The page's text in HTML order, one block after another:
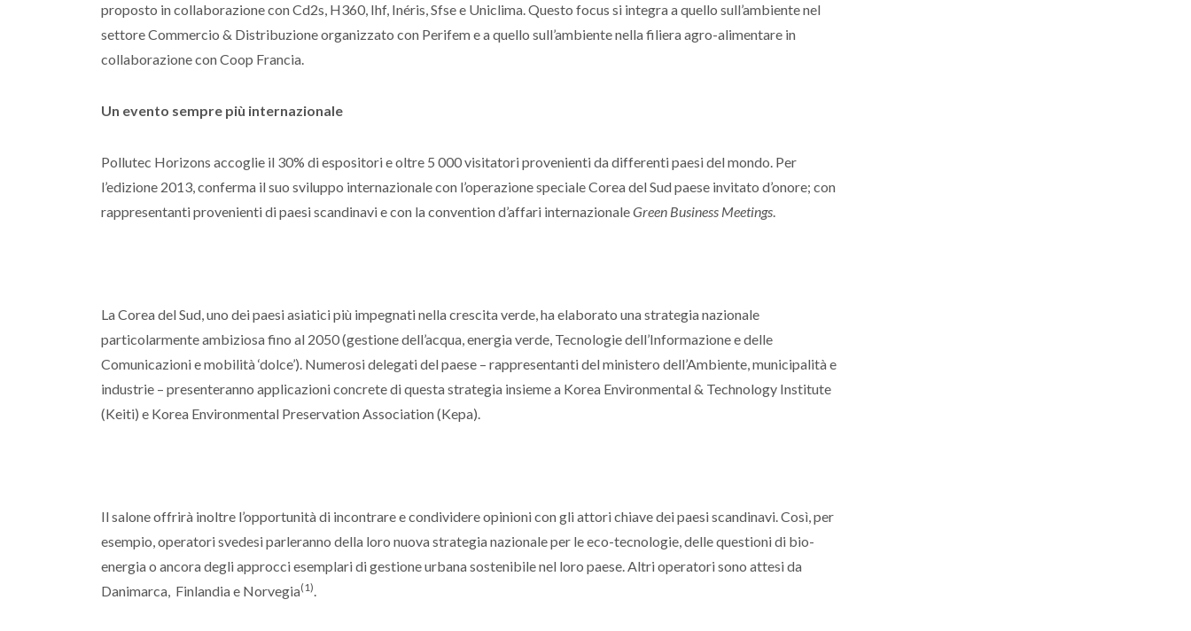
proposto in collaborazione con Cd2s, H360, Ihf, Inéris, Sfse e Uniclima. Questo focus si integra a quello sull’ambiente nel
settore Commercio & Distribuzione organizzato con Perifem e a quello sull’ambiente nella filiera agro-alimentare in
collaborazione con Coop Francia.
Un evento sempre più internazionale
Pollutec Horizons accoglie il 30% di espositori e oltre 5 000 visitatori provenienti da differenti paesi del mondo. Per
l’edizione 2013, conferma il suo sviluppo internazionale con l’operazione speciale Corea del Sud paese invitato d’onore; con
rappresentanti provenienti di paesi scandinavi e con la convention d’affari internazionaleGreen Business Meetings.
La Corea del Sud, uno dei paesi asiatici più impegnati nella crescita verde, ha elaborato una strategia nazionale
particolarmente ambiziosa fino al 2050 (gestione dell’acqua, energia verde, Tecnologie dell’Informazione e delle
Comunicazioni e mobilità ‘dolce’). Numerosi delegati del paese – rappresentanti del ministero dell’Ambiente, municipalità e
industrie – presenteranno applicazioni concrete di questa strategia insieme a Korea Environmental & Technology Institute
(Keiti) e Korea Environmental Preservation Association (Kepa).
Il salone offrirà inoltre l’opportunità di incontrare e condividere opinioni con gli attori chiave dei paesi scandinavi. Così, per
esempio, operatori svedesi parleranno della loro nuova strategia nazionale per le eco-tecnologie, delle questioni di bio-
energia o ancora degli approcci esemplari di gestione urbana sostenibile nel loro paese. Altri operatori sono attesi da
Danimarca, Finlandia e Norvegia(1).